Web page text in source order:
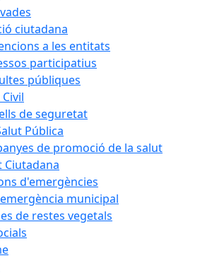
ciutadana
a les entitats
participatius
públiques
de seguretat
Pública
de promoció de la salut
Ciutadana
d'emergències
municipal
de restes vegetals